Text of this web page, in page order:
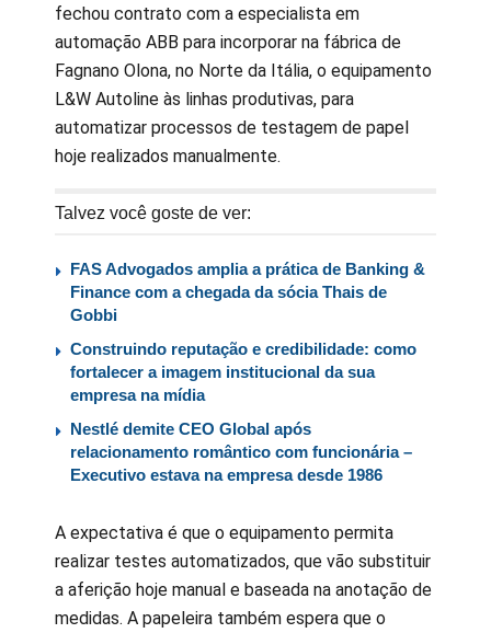
fechou contrato com a especialista em
automação ABB para incorporar na fábrica de
Fagnano Olona, no Norte da Itália, o equipamento
L&W Autoline às linhas produtivas, para
automatizar processos de testagem de papel
hoje realizados manualmente.
Talvez você goste de ver:
FAS Advogados amplia a prática de Banking &
Finance com a chegada da sócia Thais de
Gobbi
Construindo reputação e credibilidade: como
fortalecer a imagem institucional da sua
empresa na mídia
Nestlé demite CEO Global após
relacionamento romântico com funcionária –
Executivo estava na empresa desde 1986
A expectativa é que o equipamento permita
realizar testes automatizados, que vão substituir
a aferição hoje manual e baseada na anotação de
medidas. A papeleira também espera que o